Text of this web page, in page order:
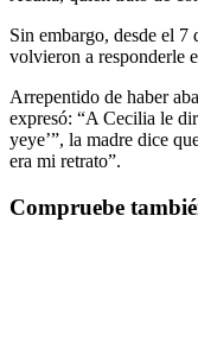
Sin embargo, desde el
volvieron a responderle
Arrepentido de haber
expresó: “A Cecilia le
yeye’”, la madre dice
era mi retrato”.
Compruebe